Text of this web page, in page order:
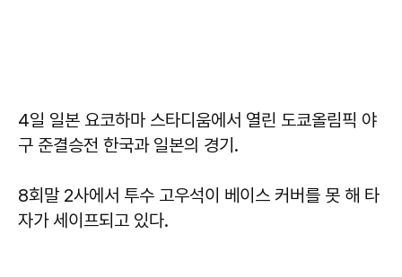
4일 일본 요코하마 스타디움에서 열린 도쿄올림픽 야
구 준결승전 한국과 일본의 경기.
8회말 2사에서 투수 고우석이 베이스 커버를 못 해 타
자가 세이프되고 있다.